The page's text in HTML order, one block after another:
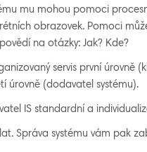
mu mohou pomoci
obrazovek. Pomoci
na otázky: Jak? Kde?
servis první úrovně
úrovně (dodavatel systému).
IS standardní a
Správa systému vám pak